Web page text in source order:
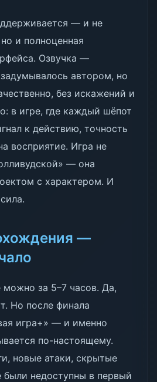
— и не
и полноценная
Озвучка —
автором, но
без искажений и
в игре, где каждый шёпот
к действию, точность
восприятие. Игра не
— она
с характером. И
—
за 5–7 часов. Да,
Но после финала
игра+» — и именно
по-настоящему.
новые атаки, скрытые
недоступны в первый